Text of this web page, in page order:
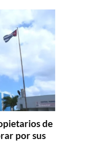
de
por sus